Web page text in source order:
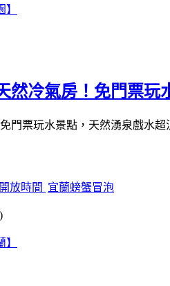
然冷氣房！免門票
放時間 宜蘭螃蟹冒泡
)